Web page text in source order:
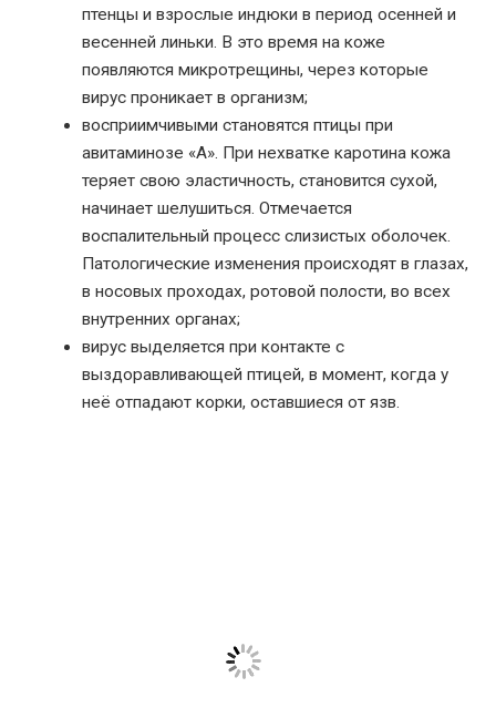
птенцы и взрослые индюки в период осенней и
весенней линьки. В это время на коже
появляются микротрещины, через которые
вирус проникает в организм;
восприимчивыми становятся птицы при
авитаминозе «А». При нехватке каротина кожа
теряет свою эластичность, становится сухой,
начинает шелушиться. Отмечается
воспалительный процесс слизистых оболочек.
Патологические изменения происходят в глазах,
в носовых проходах, ротовой полости, во всех
внутренних органах;
вирус выделяется при контакте с
выздоравливающей птицей, в момент, когда у
неё отпадают корки, оставшиеся от язв.